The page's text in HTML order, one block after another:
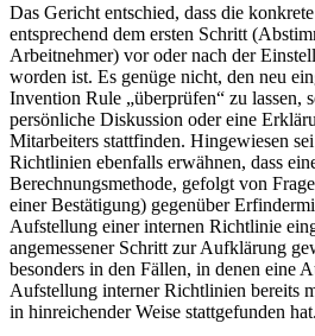
Das Gericht entschied, dass die
entsprechend dem ersten Schritt
Arbeitnehmer) vor oder nach der
worden ist. Es genüge nicht, den neu
Invention Rule „überprüfen“ zu lassen,
persönliche Diskussion oder eine
Mitarbeiters stattfinden. Hingewiesen
Richtlinien ebenfalls erwähnen, dass
Berechnungsmethode, gefolgt von
einer Bestätigung) gegenüber
Aufstellung einer internen Richtlinie
angemessener Schritt zur Aufklärung
besonders in den Fällen, in denen eine
Aufstellung interner Richtlinien bereits
in hinreichender Weise stattgefunden hat.